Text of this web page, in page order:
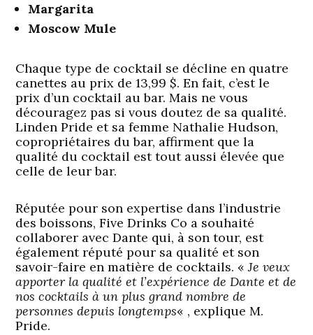
Margarita
Moscow Mule
Chaque type de cocktail se décline en quatre
canettes au prix de 13,99 $. En fait, c’est le
prix d’un cocktail au bar. Mais ne vous
découragez pas si vous doutez de sa qualité.
Linden Pride et sa femme Nathalie Hudson,
copropriétaires du bar, affirment que la
qualité du cocktail est tout aussi élevée que
celle de leur bar.
Réputée pour son expertise dans l’industrie
des boissons, Five Drinks Co a souhaité
collaborer avec Dante qui, à son tour, est
également réputé pour sa qualité et son
savoir-faire en matière de cocktails. «Je veux
apporter la qualité et l’expérience de Dante et de
nos cocktails à un plus grand nombre de
personnes depuis longtemps« , explique M.
Pride.